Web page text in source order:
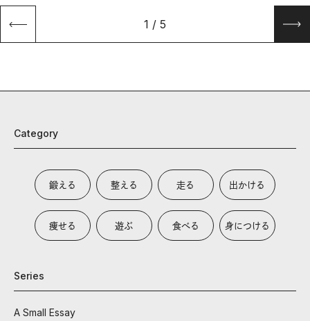
1 / 5
Category
鍛える 整える 走る 出かける
痩せる 遊ぶ 食べる 身につける
Series
A Small Essay